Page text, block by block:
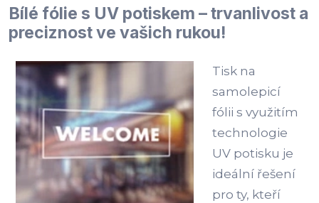
Bílé fólie s UV potiskem – trvanlivost a
preciznost ve vašich rukou!
Tisk na
samolepicí
fólii s využitím
technologie
UV potisku je
ideální řešení
pro ty, kteří